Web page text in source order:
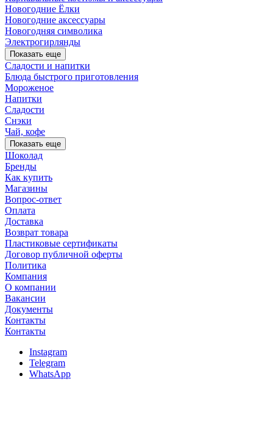
Новогодние Ёлки
Новогодние аксессуары
Новогодняя символика
Электрогирлянды
Показать еще
Сладости и напитки
Блюда быстрого приготовления
Мороженое
Напитки
Сладости
Снэки
Чай, кофе
Показать еще
Шоколад
Бренды
Как купить
Магазины
Вопрос-ответ
Оплата
Доставка
Возврат товара
Пластиковые сертификаты
Договор публичной оферты
Политика
Компания
О компании
Вакансии
Документы
Контакты
Контакты
Instagram
Telegram
WhatsApp